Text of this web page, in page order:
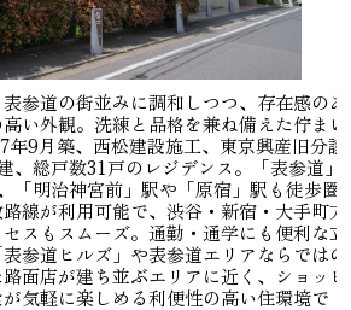
参道の街並みに調和しつつ、存在感のあ
い外観。洗練と品格を兼ね備えた佇まい
年9月築、西松建設施工、東京興産旧分譲
、総戸数31戸のレジデンス。「表参道」
「明治神宮前」駅や「原宿」駅も徒歩圏
線が利用可能で、渋谷・新宿・大手町方
スもスムーズ。通勤・通学にも便利な立
参道ヒルズ」や表参道エリアならではの
面店が建ち並ぶエリアに近く、ショッピ
が気軽に楽しめる利便性の高い住環境で